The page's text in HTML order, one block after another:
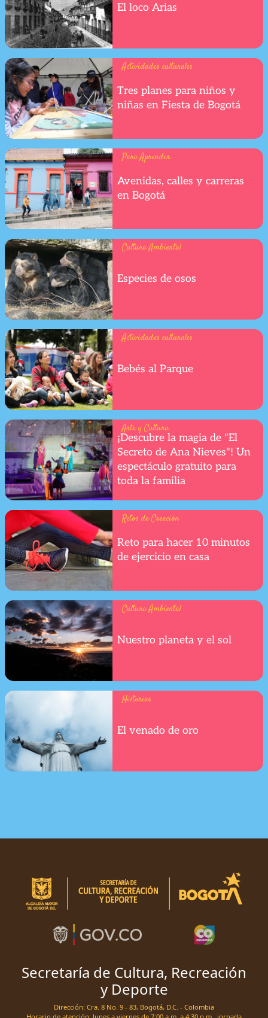
El loco Arias
Actividades culturales
Tres planes para niños y
niñas en Fiesta de Bogotá
Para Aprender
Avenidas, calles y carreras
en Bogotá
Cultura Ambiental
Especies de osos
Actividades culturales
Bebés al Parque
Arte y Cultura
¡Descubre la magia de "El
Secreto de Ana Nieves"! Un
espectáculo gratuito para
toda la familia
Retos de Creación
Reto para hacer 10 minutos
de ejercicio en casa
Cultura Ambiental
Nuestro planeta y el sol
Historias
El venado de oro
Secretaría de Cultura, Recreación
y Deporte
Dirección: Cra. 8 No. 9 - 83, Bogotá, D.C. - Colombia